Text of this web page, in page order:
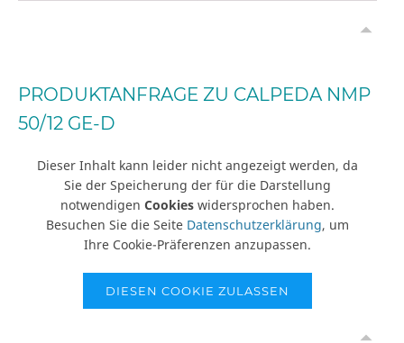
PRODUKTANFRAGE ZU CALPEDA NMP
50/12 GE-D
Dieser Inhalt kann leider nicht angezeigt werden, da
Sie der Speicherung der für die Darstellung
notwendigen Cookies widersprochen haben.
Besuchen Sie die Seite Datenschutzerklärung, um
Ihre Cookie-Präferenzen anzupassen.
DIESEN COOKIE ZULASSEN